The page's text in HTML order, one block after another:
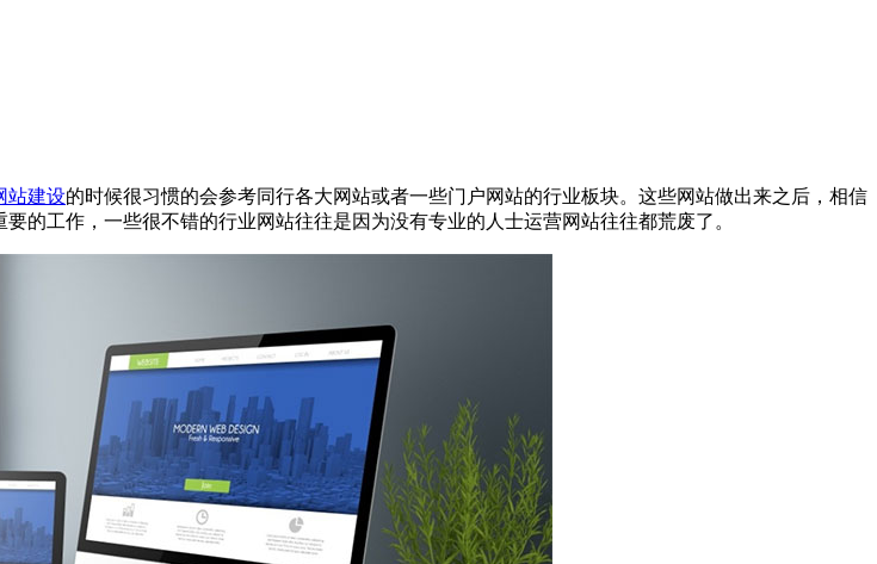
站建设的时候很习惯的会参考同行各大网站或者一些门户网站的行业板块。这些网站做出来之后，相信
的工作，一些很不错的行业网站往往是因为没有专业的人士运营网站往往都荒废了。